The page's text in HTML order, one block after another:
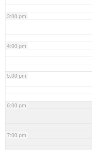
3:00 pm
4:00 pm
5:00 pm
6:00 pm
7:00 pm